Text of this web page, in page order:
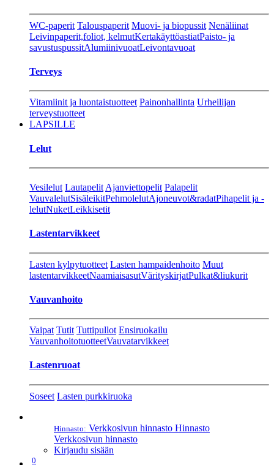
WC-paperit Talouspaperit Muovi- ja biopussit Nenäliinat
Leivinpaperit,foliot, kelmutKertakäyttöastiatPaisto- ja
savustuspussitAlumiinivuoatLeivontavuoat
Terveys
Vitamiinit ja luontaistuotteet Painonhallinta Urheilijan
terveystuotteet
LAPSILLE
Lelut
Vesilelut Lautapelit Ajanviettopelit Palapelit
VauvalelutSisäleikitPehmolelutAjoneuvot&radatPihapelit ja -
lelutNuketLeikkisetit
Lastentarvikkeet
Lasten kylpytuotteet Lasten hampaidenhoito Muut
lastentarvikkeetNaamiaisasutVärityskirjatPulkat&liukurit
Vauvanhoito
Vaipat Tutit Tuttipullot Ensiruokailu
VauvanhoitotuotteetVauvatarvikkeet
Lastenruoat
Soseet Lasten purkkiruoka
Hinnasto: Verkkosivun hinnasto Hinnasto
Verkkosivun hinnasto
Kirjaudu sisään
0